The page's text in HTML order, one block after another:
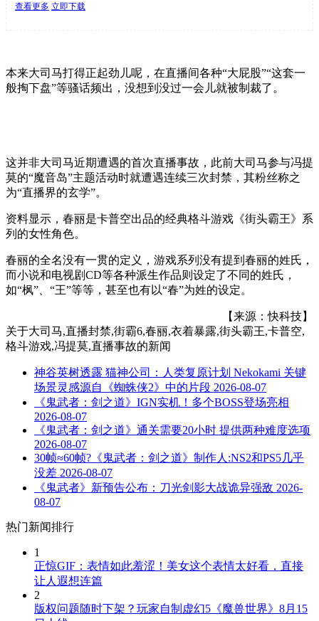
查看更多 立即下载
本来大司马打得正起劲儿呢，在直播间各种“大屁股”“这套一
般掏下盘”等骚话频出，没想到没过一会儿就被制裁了。
这并非大司马近期遭遇的首次直播事故，此前大司马参与冯提
莫的“魔音岛”主题活动时就遭遇连续三次封禁，其粉丝称之
为“直播界的玄学”。
资料显示，春丽是卡普空出品的经典格斗游戏《街头霸王》系
列的女性角色。
春丽的全名没有一贯的定义，游戏系列没有提到春丽的姓氏，
而小说和电视剧CD等各种派生作品则设定了不同的姓氏，
如“枫”、“王”等等，甚至也有以“春”为姓的设定。
【来源：快科技】
关于大司马,直播封禁,街霸6,春丽,衣着暴露,街头霸王,卡普空,
格斗游戏,冯提莫,直播事故的新闻
神谷英树透露 猫神公司：人类复原计划 Nekokami 关键
场景灵感源自《蜘蛛侠2》中的片段 2026-08-07
《鬼武者：剑之道》IGN实机！多个BOSS登场亮相
2026-08-07
《鬼武者：剑之道》通关需要20小时 提供两种难度选项
2026-08-07
30帧≈60帧?《鬼武者：剑之道》制作人:NS2和PS5几乎
没差 2026-08-07
《鬼武者》新预告公布：刀光剑影大战诡异强敌 2026-
08-07
热门新闻排行
1
正惊GIF：表情如此羞涩！美女这个表情太好看，直接
让人遐想连篇
2
版权问题随时下架？玩家自制虚幻5《魔兽世界》8月15